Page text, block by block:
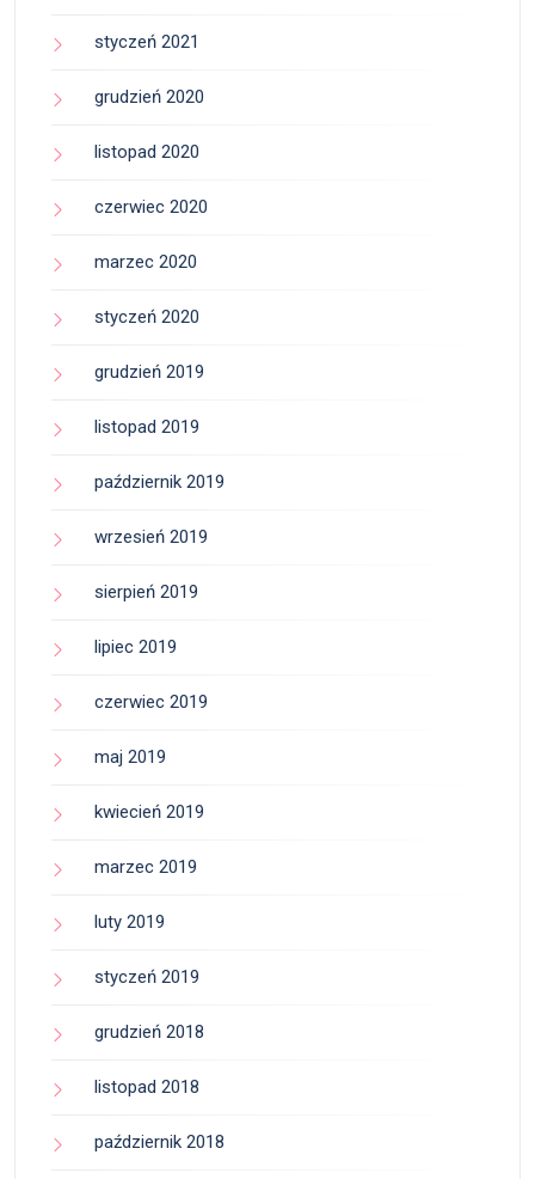
styczeń 2021
grudzień 2020
listopad 2020
czerwiec 2020
marzec 2020
styczeń 2020
grudzień 2019
listopad 2019
październik 2019
wrzesień 2019
sierpień 2019
lipiec 2019
czerwiec 2019
maj 2019
kwiecień 2019
marzec 2019
luty 2019
styczeń 2019
grudzień 2018
listopad 2018
październik 2018